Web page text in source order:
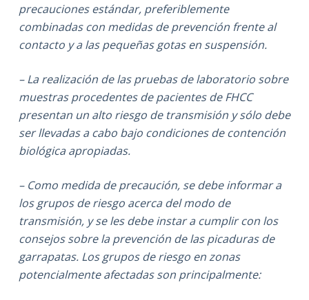
precauciones estándar, preferiblemente
combinadas con medidas de prevención frente al
contacto y a las pequeñas gotas en suspensión.
– La realización de las pruebas de laboratorio sobre
muestras procedentes de pacientes de FHCC
presentan un alto riesgo de transmisión y sólo debe
ser llevadas a cabo bajo condiciones de contención
biológica apropiadas.
– Como medida de precaución, se debe informar a
los grupos de riesgo acerca del modo de
transmisión, y se les debe instar a cumplir con los
consejos sobre la prevención de las picaduras de
garrapatas. Los grupos de riesgo en zonas
potencialmente afectadas son principalmente: